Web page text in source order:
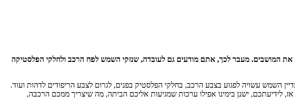
המושבים. מעבר לכך, אתם מודעים גם לעובדה, שנזקי השמש לפח הרכב ולחלקי הפלסטיקה
השמש עשויה לפגוע בצבע הרכב, בחלקי הפלסטיק בפנים, לגרום לצבע הריפודים לדהות ועוד.
לידיעתכם, ישנן בימינו אפילו ערכות שמגיעות אליכם הביתה, מה שיצריך ממכם הרכבה,